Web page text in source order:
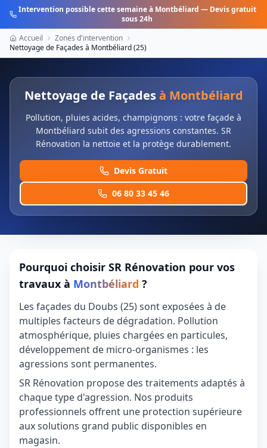
Intervention possible cette semaine à Montbéliard — Devis gratuit
sous 24h
Accueil
Zones d'intervention
Nettoyage de Façadesà Montbéliard(25)
Nettoyage de Façades à Montbéliard
Pollution, pluies acides, champignons : votre façade à
Montbéliard subit des agressions constantes. SR
Rénovation la nettoie et la protège durablement.
Devis Gratuit
06 80 33 45 46
Pourquoi choisir SR Rénovation pour vos
travaux à Montbéliard ?
Les façades du Doubs (25) sont exposées à de
multiples facteurs de dégradation. Pollution
atmosphérique, pluies chargées en particules,
développement de micro-organismes : les
agressions sont permanentes.
SR Rénovation propose des traitements adaptés à
chaque type d'agression. Nos produits
professionnels offrent une protection supérieure
aux solutions grand public disponibles en
magasin.